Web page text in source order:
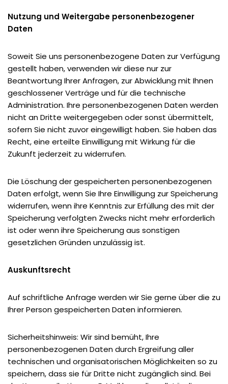
Nutzung und Weitergabe personenbezogener
Daten
Soweit Sie uns personenbezogene Daten zur Verfügung
gestellt haben, verwenden wir diese nur zur
Beantwortung Ihrer Anfragen, zur Abwicklung mit Ihnen
geschlossener Verträge und für die technische
Administration. Ihre personenbezogenen Daten werden
nicht an Dritte weitergegeben oder sonst übermittelt,
sofern Sie nicht zuvor eingewilligt haben. Sie haben das
Recht, eine erteilte Einwilligung mit Wirkung für die
Zukunft jederzeit zu widerrufen.
Die Löschung der gespeicherten personenbezogenen
Daten erfolgt, wenn Sie Ihre Einwilligung zur Speicherung
widerrufen, wenn ihre Kenntnis zur Erfüllung des mit der
Speicherung verfolgten Zwecks nicht mehr erforderlich
ist oder wenn ihre Speicherung aus sonstigen
gesetzlichen Gründen unzulässig ist.
Auskunftsrecht
Auf schriftliche Anfrage werden wir Sie gerne über die zu
Ihrer Person gespeicherten Daten informieren.
Sicherheitshinweis: Wir sind bemüht, Ihre
personenbezogenen Daten durch Ergreifung aller
technischen und organisatorischen Möglichkeiten so zu
speichern, dass sie für Dritte nicht zugänglich sind. Bei